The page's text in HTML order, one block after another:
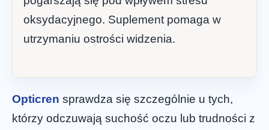
oksydacyjnego. Suplement pomaga w
utrzymaniu ostrości widzenia.
Opticren sprawdza się szczególnie u tych,
którzy odczuwają suchość oczu lub trudności z